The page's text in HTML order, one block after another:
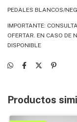
PEDALES BLANCOS/
IMPORTANTE:
OFERTAR. EN CASO DE
DISPONIBLE
Productos